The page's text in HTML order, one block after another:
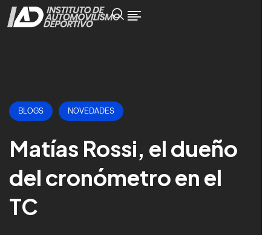
BLOGS NOVEDADES
Matías Rossi, el dueño
del cronómetro en el
TC